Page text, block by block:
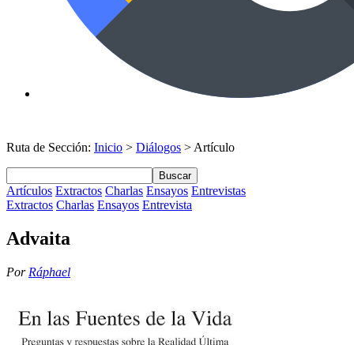
Ruta de Sección: Inicio > Diálogos > Artículo
Buscar
Artículos Extractos Charlas Ensayos Entrevistas
Extractos Charlas Ensayos Entrevista
Advaita
Por Ráphael